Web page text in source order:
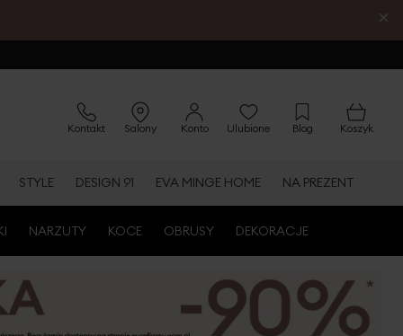
×
Kontakt Salony Konto Ulubione Blog Koszyk
STYLE DESIGN 91 EVA MINGE HOME NA PREZENT
NARZUTY KOCE OBRUSY DEKORACJE